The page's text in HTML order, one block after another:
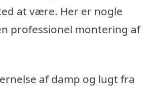
at være. Her er nogle
professionel montering af
af damp og lugt fra